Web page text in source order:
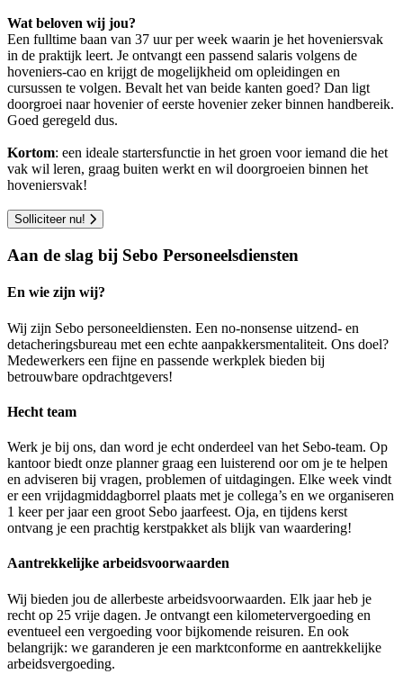
Wat beloven wij jou?
Een fulltime baan van 37 uur per week waarin je het hoveniersvak
in de praktijk leert. Je ontvangt een passend salaris volgens de
hoveniers-cao en krijgt de mogelijkheid om opleidingen en
cursussen te volgen. Bevalt het van beide kanten goed? Dan ligt
doorgroei naar hovenier of eerste hovenier zeker binnen handbereik.
Goed geregeld dus.
Kortom: een ideale startersfunctie in het groen voor iemand die het
vak wil leren, graag buiten werkt en wil doorgroeien binnen het
hoveniersvak!
Solliciteer nu!
Aan de slag bij Sebo Personeelsdiensten
En wie zijn wij?
Wij zijn Sebo personeeldiensten. Een no-nonsense uitzend- en
detacheringsbureau met een echte aanpakkersmentaliteit. Ons doel?
Medewerkers een fijne en passende werkplek bieden bij
betrouwbare opdrachtgevers!
Hecht team
Werk je bij ons, dan word je echt onderdeel van het Sebo-team. Op
kantoor biedt onze planner graag een luisterend oor om je te helpen
en adviseren bij vragen, problemen of uitdagingen. Elke week vindt
er een vrijdagmiddagborrel plaats met je collega’s en we organiseren
1 keer per jaar een groot Sebo jaarfeest. Oja, en tijdens kerst
ontvang je een prachtig kerstpakket als blijk van waardering!
Aantrekkelijke arbeidsvoorwaarden
Wij bieden jou de allerbeste arbeidsvoorwaarden. Elk jaar heb je
recht op 25 vrije dagen. Je ontvangt een kilometervergoeding en
eventueel een vergoeding voor bijkomende reisuren. En ook
belangrijk: we garanderen je een marktconforme en aantrekkelijke
arbeidsvergoeding.